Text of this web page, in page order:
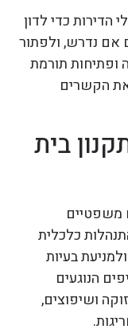
כדי לדון
אם נדרש, ולפתור
ופתיחות תורמת
הקשרים
בית
משפטיים
כלכלית
בעיות
הנוגעים
ושיפוצים,